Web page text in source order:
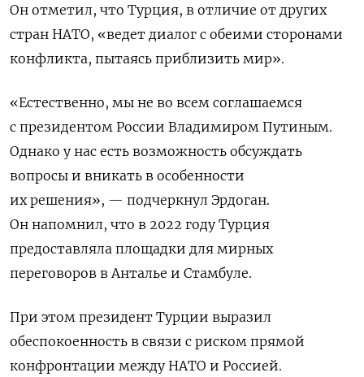
Он отметил, что Турция, в отличие от других
стран НАТО, «ведет диалог с обеими сторонами
конфликта, пытаясь приблизить мир».
«Естественно, мы не во всем соглашаемся
с президентом России Владимиром Путиным.
Однако у нас есть возможность обсуждать
вопросы и вникать в особенности
их решения», — подчеркнул Эрдоган.
Он напомнил, что в 2022 году Турция
предоставляла площадки для мирных
переговоров в Анталье и Стамбуле.
При этом президент Турции выразил
обеспокоенность в связи с риском прямой
конфронтации между НАТО и Россией.